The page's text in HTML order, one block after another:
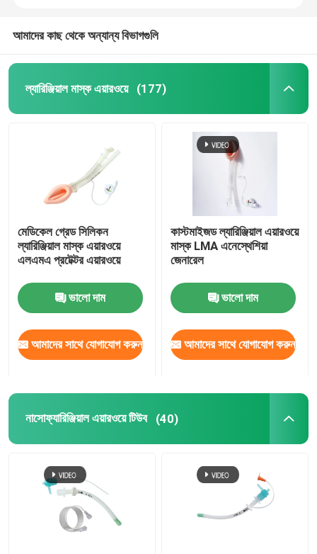
আমাদের কাছ থেকে অন্যান্য বিভাগগুলি
ল্যারিঞ্জিয়াল মাস্ক এয়ারওয়ে (177)
মেডিকেল গ্রেড সিলিকন
ল্যারিঞ্জিয়াল মাস্ক এয়ারওয়ে
এলএমএ প্রটেক্টর এয়ারওয়ে
ভালো দাম
আমাদের সাথে যোগাযোগ করুন
কাস্টমাইজড ল্যারিঞ্জিয়াল এয়ারওয়ে
মাস্ক LMA এনেস্থেশিয়া
জেনারেল
ভালো দাম
আমাদের সাথে যোগাযোগ করুন
নাসোফ্যারিঞ্জিয়াল এয়ারওয়ে টিউব (40)